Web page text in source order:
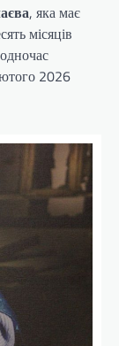
, яка має
місяців
2026